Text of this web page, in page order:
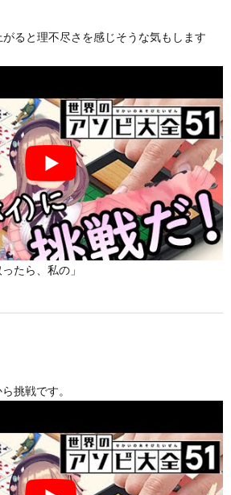
ると理不尽さを感じそうな気もします
たら、私の」
挑戦です。